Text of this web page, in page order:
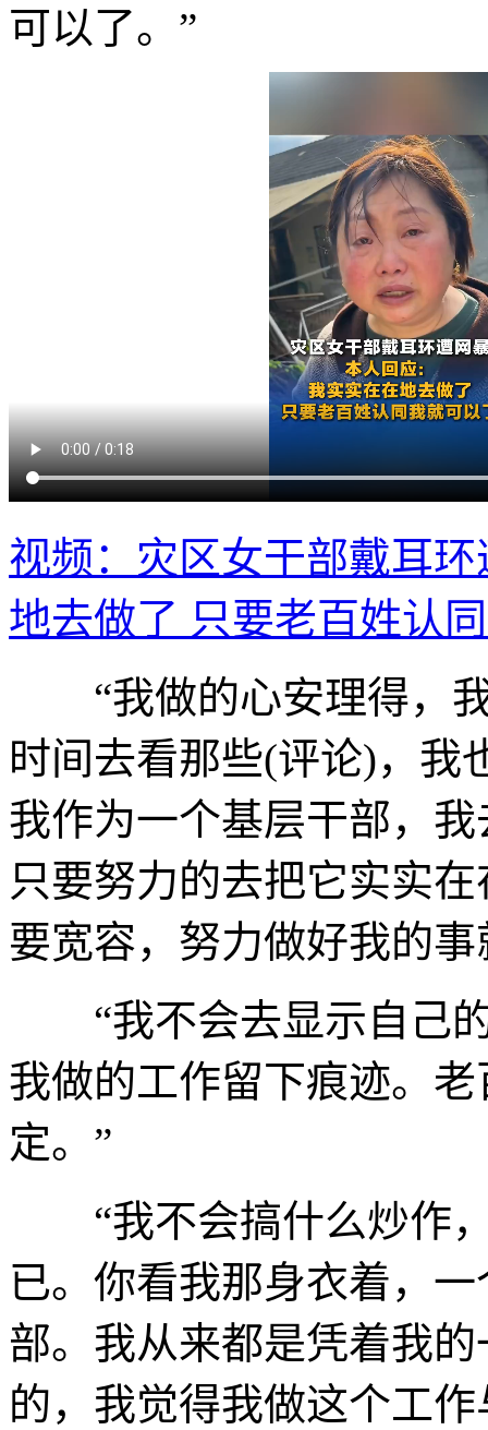
可以了。”
视频：灾区女干部戴耳
地去做了 只要老百姓认
“我做的心安理得，我
时间去看那些(评论)，我
我作为一个基层干部，
只要努力的去把它实实
要宽容，努力做好我的事
“我不会去显示自己的
我做的工作留下痕迹。
定。”
“我不会搞什么炒作，
已。你看我那身衣着，
部。我从来都是凭着我
的，我觉得我做这个工